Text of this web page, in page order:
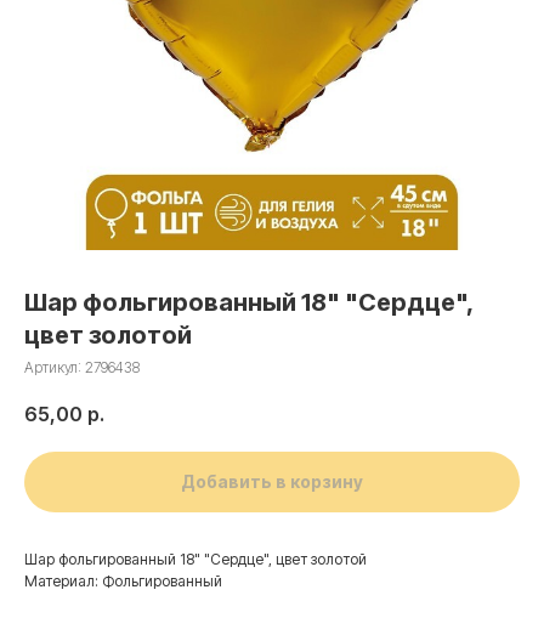
Шар фольгированный 18" "Сердце",
цвет золотой
Артикул: 2796438
65,00 р.
Добавить в корзину
Шар фольгированный 18" "Сердце", цвет золотой
Материал: Фольгированный